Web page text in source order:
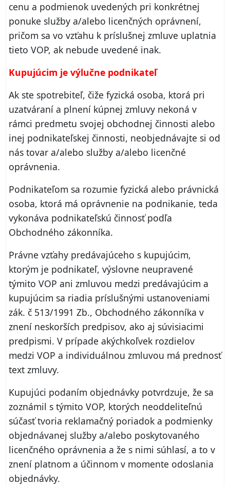
cenu a podmienok uvedených pri konkrétnej
ponuke služby a/alebo licenčných oprávnení,
pričom sa vo vzťahu k príslušnej zmluve uplatnia
tieto VOP, ak nebude uvedené inak.
Kupujúcim je výlučne podnikateľ
Ak ste spotrebiteľ, čiže fyzická osoba, ktorá pri
uzatváraní a plnení kúpnej zmluvy nekoná v
rámci predmetu svojej obchodnej činnosti alebo
inej podnikateľskej činnosti, neobjednávajte si od
nás tovar a/alebo služby a/alebo licenčné
oprávnenia.
Podnikateľom sa rozumie fyzická alebo právnická
osoba, ktorá má oprávnenie na podnikanie, teda
vykonáva podnikateľskú činnosť podľa
Obchodného zákonníka.
Právne vzťahy predávajúceho s kupujúcim,
ktorým je podnikateľ, výslovne neupravené
týmito VOP ani zmluvou medzi predávajúcim a
kupujúcim sa riadia príslušnými ustanoveniami
zák. č 513/1991 Zb., Obchodného zákonníka v
znení neskorších predpisov, ako aj súvisiacimi
predpismi. V prípade akýchkoľvek rozdielov
medzi VOP a individuálnou zmluvou má prednosť
text zmluvy.
Kupujúci podaním objednávky potvrdzuje, že sa
zoznámil s týmito VOP, ktorých neoddeliteľnú
súčasť tvoria reklamačný poriadok a podmienky
objednávanej služby a/alebo poskytovaného
licenčného oprávnenia a že s nimi súhlasí, a to v
znení platnom a účinnom v momente odoslania
objednávky.